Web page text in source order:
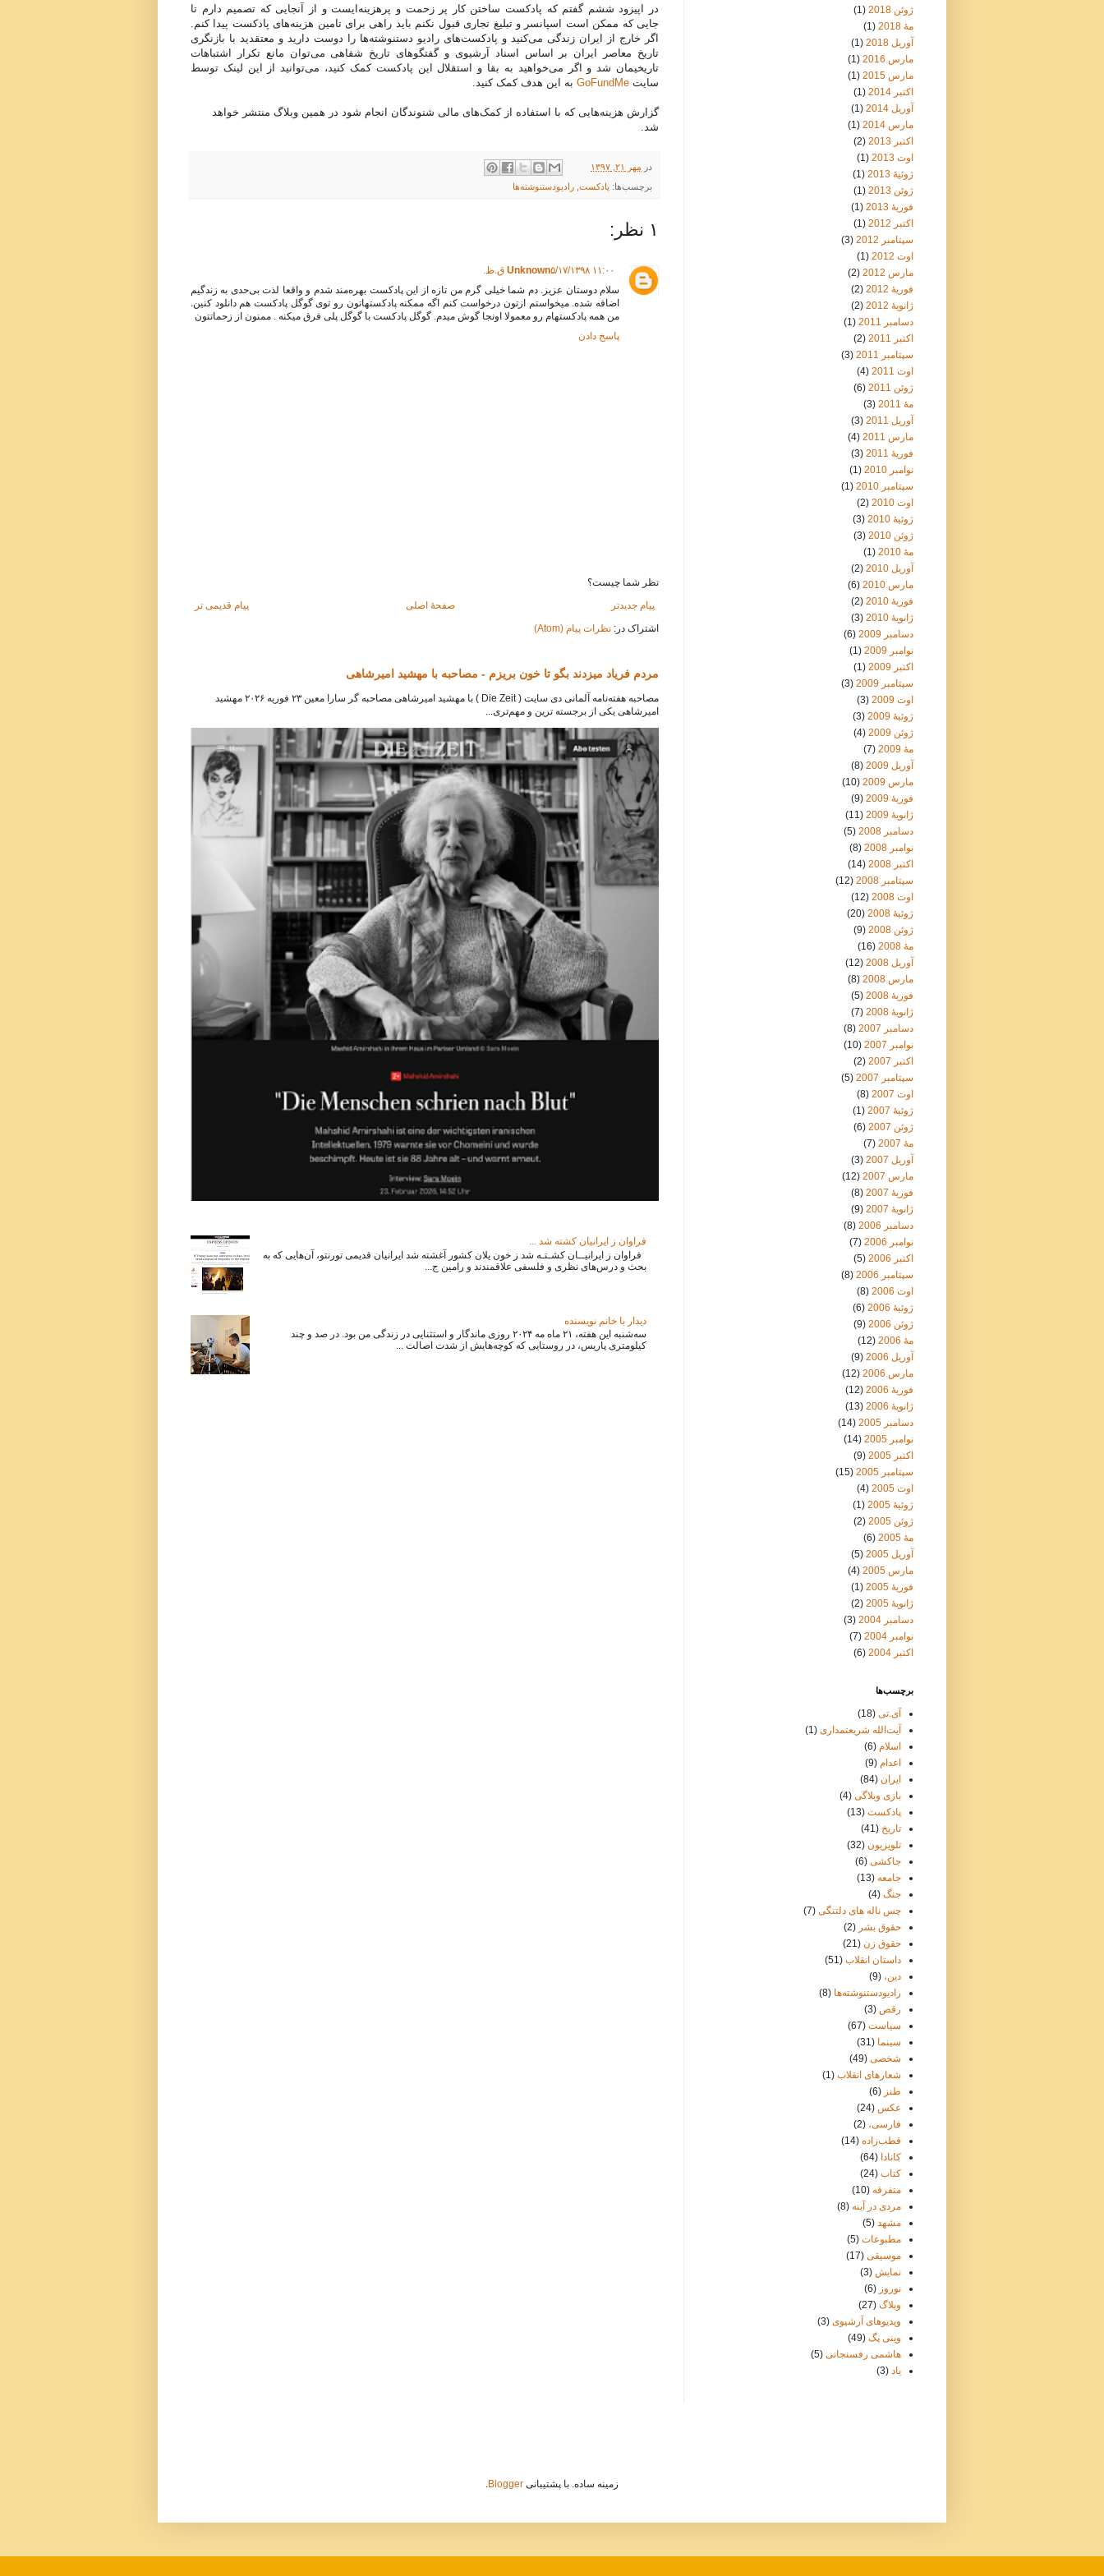
در اپیزود ششم گفتم که پادکست ساختن کار پر زحمت و پرهزینه‌ایست و از آنجایی که تصمیم دارم تا
جایی که ممکن است اسپانسر و تبلیغ تجاری قبول نکنم باید راهی برای تامین هزینه‌های پادکست پیدا کنم.
اگر خارج از ایران زندگی می‌کنید و پادکست‌های رادیو دستنوشته‌ها را دوست دارید و معتقدید با بازنگری
تاریخ معاصر ایران بر اساس اسناد آرشیوی و گفتگوهای تاریخ شفاهی می‌توان مانع تکرار اشتباهات
تاریخیمان شد و اگر می‌خواهید به بقا و استقلال این پادکست کمک کنید، می‌توانید از این لینک توسط
سایت GoFundMe به این هدف کمک کنید.
گزارش هزینه‌هایی که با استفاده از کمک‌های مالی شنوندگان انجام شود در همین وبلاگ منتشر خواهد
شد.
در مهر ۲۱, ۱۳۹۷
برچسب‌ها: پادکست رادیودستنوشته‌ها
۱ نظر:
Unknown۵/۱۷/۱۳۹۸ ۱۱:۰۰ ق.ظ.
سلام دوستان عزیز. دم شما خیلی گرم من تازه از این پادکست بهره‌مند شدم و واقعا لذت بی‌حدی به زندگیم
اضافه شده. میخواستم ازتون درخواست کنم اگه ممکنه پادکستهاتون رو توی گوگل پادکست هم دانلود کنین.
من همه پادکستهام رو معمولا اونجا گوش میدم. گوگل پادکست با گوگل پلی فرق میکنه . ممنون از زحماتتون
پاسخ دادن
نظر شما چیست؟
پیام جدیدتر
پیام قدیمی تر
صفحهٔ اصلی
اشتراک در: نظرات پیام (Atom)
مردم فریاد میزدند بگو تا خون بریزم - مصاحبه با مهشید امیرشاهی
مصاحبه هفته‌نامه آلمانی دی سایت ( Die Zeit ) با مهشید امیرشاهی مصاحبه گر سارا معین ۲۳ فوریه ۲۰۲۶ مهشید
امیرشاهی یکی از برجسته ترین و مهم‌تری...
فراوان ز ایرانیان کشته شد ...
فراوان ز ایرانیــان کشـتـه شد ز خون یلان کشور آغشته شد ایرانیان قدیمی تورنتو، آن‌هایی که به
بحث و درس‌های نظری و فلسفی علاقمندند و رامین ج...
دیدار با خانم نویسنده
سه‌شنبه این هفته، ۲۱ ماه مه ۲۰۲۴ روزی ماندگار و استثنایی در زندگی من بود. در صد و چند
کیلومتری پاریس، در روستایی که کوچه‌هایش از شدت اصالت ...
ژوئن 2018
(1)
مهٔ 2018
(1)
آوریل 2018
(1)
مارس 2016
(1)
مارس 2015
(1)
اکتبر 2014
(1)
آوریل 2014
(1)
مارس 2014
(1)
اکتبر 2013
(2)
اوت 2013
(1)
ژوئیهٔ 2013
(1)
ژوئن 2013
(1)
فوریهٔ 2013
(1)
اکتبر 2012
(1)
سپتامبر 2012
(3)
اوت 2012
(1)
مارس 2012
(2)
فوریهٔ 2012
(2)
ژانویهٔ 2012
(2)
دسامبر 2011
(1)
اکتبر 2011
(2)
سپتامبر 2011
(3)
اوت 2011
(4)
ژوئن 2011
(6)
مهٔ 2011
(3)
آوریل 2011
(3)
مارس 2011
(4)
فوریهٔ 2011
(3)
نوامبر 2010
(1)
سپتامبر 2010
(1)
اوت 2010
(2)
ژوئیهٔ 2010
(3)
ژوئن 2010
(3)
مهٔ 2010
(1)
آوریل 2010
(2)
مارس 2010
(6)
فوریهٔ 2010
(2)
ژانویهٔ 2010
(3)
دسامبر 2009
(6)
نوامبر 2009
(1)
اکتبر 2009
(1)
سپتامبر 2009
(3)
اوت 2009
(3)
ژوئیهٔ 2009
(3)
ژوئن 2009
(4)
مهٔ 2009
(7)
آوریل 2009
(8)
مارس 2009
(10)
فوریهٔ 2009
(9)
ژانویهٔ 2009
(11)
دسامبر 2008
(5)
نوامبر 2008
(8)
اکتبر 2008
(14)
سپتامبر 2008
(12)
اوت 2008
(12)
ژوئیهٔ 2008
(20)
ژوئن 2008
(9)
مهٔ 2008
(16)
آوریل 2008
(12)
مارس 2008
(8)
فوریهٔ 2008
(5)
ژانویهٔ 2008
(7)
دسامبر 2007
(8)
نوامبر 2007
(10)
اکتبر 2007
(2)
سپتامبر 2007
(5)
اوت 2007
(8)
ژوئیهٔ 2007
(1)
ژوئن 2007
(6)
مهٔ 2007
(7)
آوریل 2007
(3)
مارس 2007
(12)
فوریهٔ 2007
(8)
ژانویهٔ 2007
(9)
دسامبر 2006
(8)
نوامبر 2006
(7)
اکتبر 2006
(5)
سپتامبر 2006
(8)
اوت 2006
(8)
ژوئیهٔ 2006
(6)
ژوئن 2006
(9)
مهٔ 2006
(12)
آوریل 2006
(9)
مارس 2006
(12)
فوریهٔ 2006
(12)
ژانویهٔ 2006
(13)
دسامبر 2005
(14)
نوامبر 2005
(14)
اکتبر 2005
(9)
سپتامبر 2005
(15)
اوت 2005
(4)
ژوئیهٔ 2005
(1)
ژوئن 2005
(2)
مهٔ 2005
(6)
آوریل 2005
(5)
مارس 2005
(4)
فوریهٔ 2005
(1)
ژانویهٔ 2005
(2)
دسامبر 2004
(3)
نوامبر 2004
(7)
اکتبر 2004
(6)
برچسب‌ها
آی.تی (18)
آیت‌الله شریعتمداری (1)
اسلام (6)
اعدام (9)
ایران (84)
بازی وبلاگی (4)
پادکست (13)
تاریخ (41)
تلویزیون (32)
جاکشی (6)
جامعه (13)
جنگ (4)
چس ناله های دلتنگی (7)
حقوق بشر (2)
حقوق زن (21)
داستان انقلاب (51)
دین، (9)
رادیودستنوشته‌ها (8)
رقص (3)
سیاست (67)
سینما (31)
شخصی (49)
شعارهای انقلاب (1)
طنز (6)
عکس (24)
فارسی، (2)
قطب‌زاده (14)
کانادا (64)
کتاب (24)
متفرقه (10)
مردی در آینه (8)
مشهد (5)
مطبوعات (5)
موسيقی (17)
نمایش (3)
نوروز (6)
وبلاگ (27)
ویدیوهای آرشیوی (3)
وينی پگ (49)
هاشمی رفسنجانی (5)
یاد (3)
زمینه ساده. با پشتیبانی Blogger
.